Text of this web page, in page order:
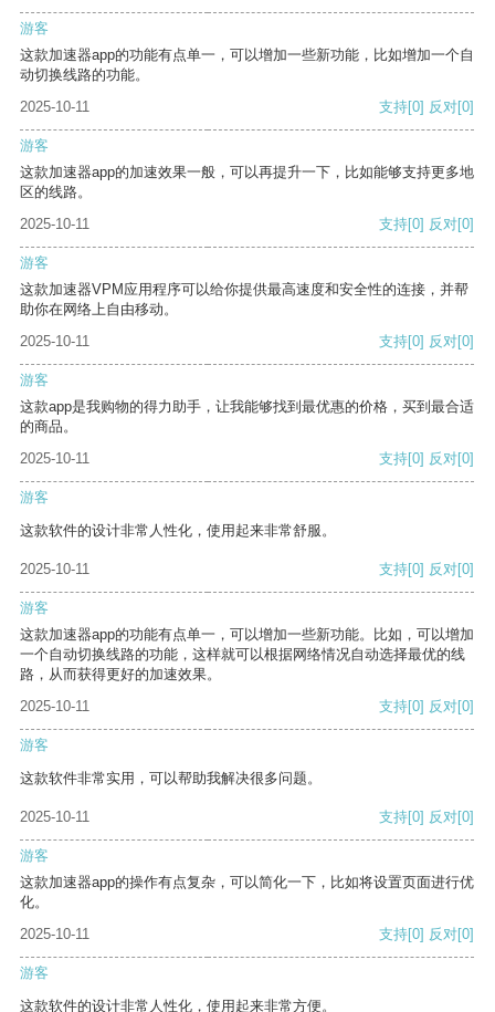
游客
这款加速器app的功能有点单一，可以增加一些新功能，比如增加一个自
动切换线路的功能。
2025-10-11
支持[0] 反对[0]
游客
这款加速器app的加速效果一般，可以再提升一下，比如能够支持更多地
区的线路。
2025-10-11
支持[0] 反对[0]
游客
这款加速器VPM应用程序可以给你提供最高速度和安全性的连接，并帮
助你在网络上自由移动。
2025-10-11
支持[0] 反对[0]
游客
这款app是我购物的得力助手，让我能够找到最优惠的价格，买到最合适
的商品。
2025-10-11
支持[0] 反对[0]
游客
这款软件的设计非常人性化，使用起来非常舒服。
2025-10-11 支持[0] 反对[0]
游客
这款加速器app的功能有点单一，可以增加一些新功能。比如，可以增加
一个自动切换线路的功能，这样就可以根据网络情况自动选择最优的线
路，从而获得更好的加速效果。
2025-10-11
支持[0] 反对[0]
游客
这款软件非常实用，可以帮助我解决很多问题。
2025-10-11 支持[0] 反对[0]
游客
这款加速器app的操作有点复杂，可以简化一下，比如将设置页面进行优
化。
2025-10-11
支持[0] 反对[0]
游客
这款软件的设计非常人性化，使用起来非常方便。